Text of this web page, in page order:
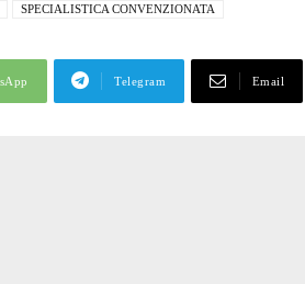
SPECIALISTICA CONVENZIONATA
Telegram Email